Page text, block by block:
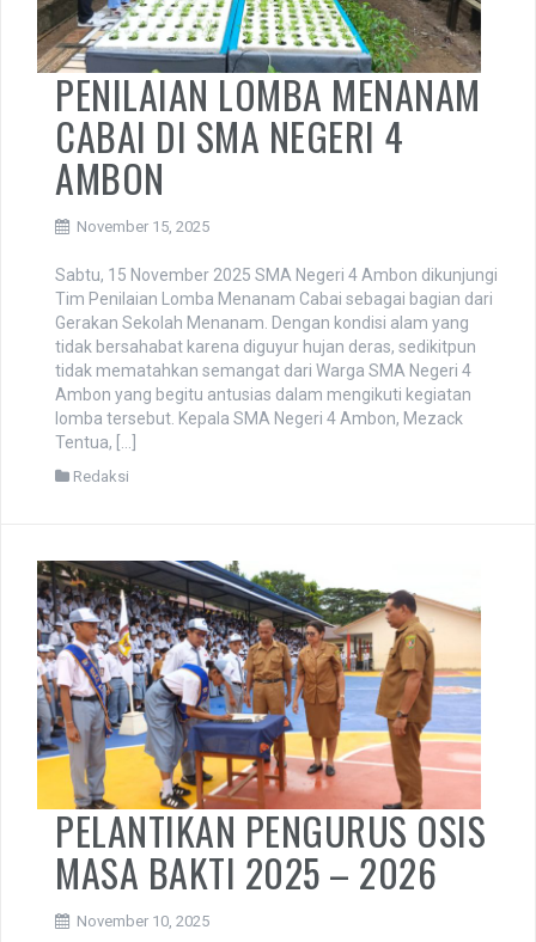
PENILAIAN LOMBA MENANAM
CABAI DI SMA NEGERI 4
AMBON
November 15, 2025
Sabtu, 15 November 2025 SMA Negeri 4 Ambon dikunjungi
Tim Penilaian Lomba Menanam Cabai sebagai bagian dari
Gerakan Sekolah Menanam. Dengan kondisi alam yang
tidak bersahabat karena diguyur hujan deras, sedikitpun
tidak mematahkan semangat dari Warga SMA Negeri 4
Ambon yang begitu antusias dalam mengikuti kegiatan
lomba tersebut. Kepala SMA Negeri 4 Ambon, Mezack
Tentua, […]
Redaksi
PELANTIKAN PENGURUS OSIS
MASA BAKTI 2025 – 2026
November 10, 2025